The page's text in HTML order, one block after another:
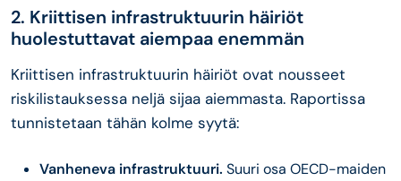
2. Kriittisen infrastruktuurin häiriöt
huolestuttavat aiempaa enemmän
Kriittisen infrastruktuurin häiriöt ovat nousseet
riskilistauksessa neljä sijaa aiemmasta. Raportissa
tunnistetaan tähän kolme syytä:
Vanheneva infrastruktuuri. Suuri osa OECD-maiden